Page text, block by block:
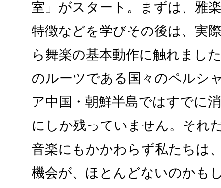
室」がスタート。まずは、雅
特徴などを学びその後は、実
ら舞楽の基本動作に触れまし
のルーツである国々のペルシ
ア中国・朝鮮半島ではすでに
にしか残っていません。それ
音楽にもかかわらず私たちは
機会が、ほとんどないのかも